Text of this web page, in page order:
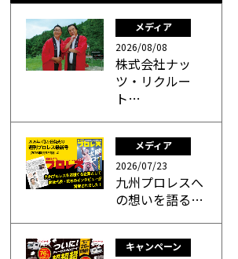
メディア
2026/08/08
株式会社ナッ
ツ・リクルー
ト…
メディア
2026/07/23
九州プロレスへ
の想いを語る…
キャンペーン